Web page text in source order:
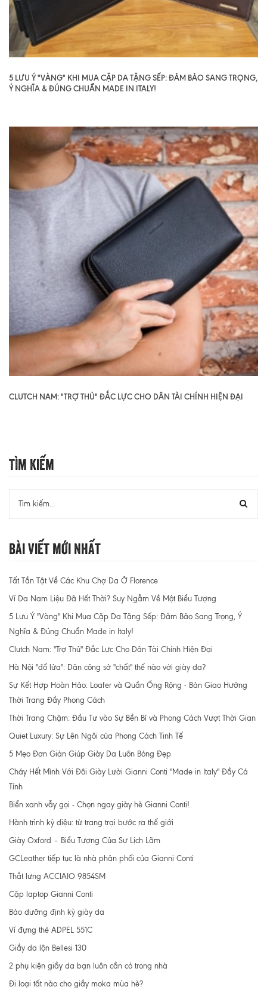
5 LƯU Ý "VÀNG" KHI MUA CẶP DA TẶNG SẾP: ĐẢM BẢO SANG TRỌNG,
Ý NGHĨA & ĐÚNG CHUẨN MADE IN ITALY!
CLUTCH NAM: "TRỢ THỦ" ĐẮC LỰC CHO DÂN TÀI CHÍNH HIỆN ĐẠI
Tìm Kiếm
Bài Viết Mới Nhất
Tất Tần Tật Về Các Khu Chợ Da Ở Florence
Ví Da Nam Liệu Đã Hết Thời? Suy Ngẫm Về Một Biểu Tượng
5 Lưu Ý "Vàng" Khi Mua Cặp Da Tặng Sếp: Đảm Bảo Sang Trọng, Ý
Nghĩa & Đúng Chuẩn Made in Italy!
Clutch Nam: "Trợ Thủ" Đắc Lực Cho Dân Tài Chính Hiện Đại
Hà Nội "đổ lửa": Dân công sở "chất" thế nào với giày da?
Sự Kết Hợp Hoàn Hảo: Loafer và Quần Ống Rộng - Bản Giao Hưởng
Thời Trang Đầy Phong Cách
Thời Trang Chậm: Đầu Tư vào Sự Bền Bỉ và Phong Cách Vượt Thời Gian
Quiet Luxury: Sự Lên Ngôi của Phong Cách Tinh Tế
5 Mẹo Đơn Giản Giúp Giày Da Luôn Bóng Đẹp
Cháy Hết Mình Với Đôi Giày Lười Gianni Conti "Made in Italy" Đầy Cá
Tính
Biển xanh vẫy gọi - Chọn ngay giày hè Gianni Conti!
Hành trình kỳ diệu: từ trang trại bước ra thế giới
Giày Oxford – Biểu Tượng Của Sự Lịch Lãm
GCLeather tiếp tục là nhà phân phối của Gianni Conti
Thắt lưng ACCIAIO 9854SM
Cặp laptop Gianni Conti
Bảo dưỡng định kỳ giày da
Ví đựng thẻ ADPEL 551C
Giầy da lộn Bellesi 130
2 phụ kiện giầy da bạn luôn cần có trong nhà
Đi loại tất nào cho giầy moka mùa hè?